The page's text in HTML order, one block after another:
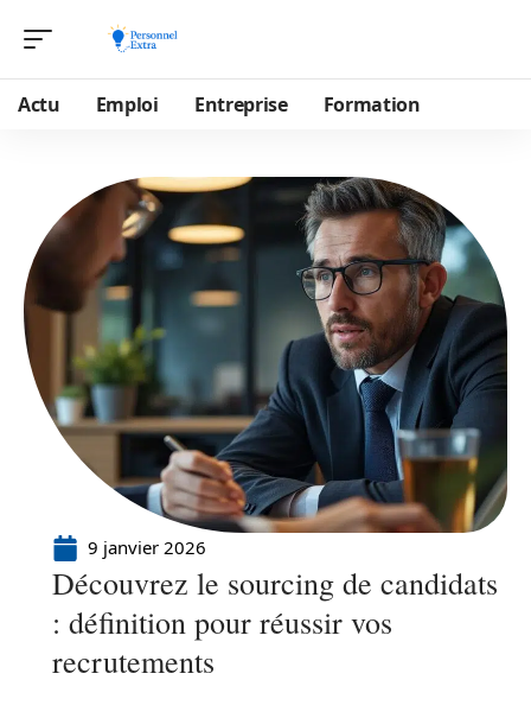
Actu Emploi Entreprise Formation
9 janvier 2026
Découvrez le sourcing de candidats
: définition pour réussir vos
recrutements